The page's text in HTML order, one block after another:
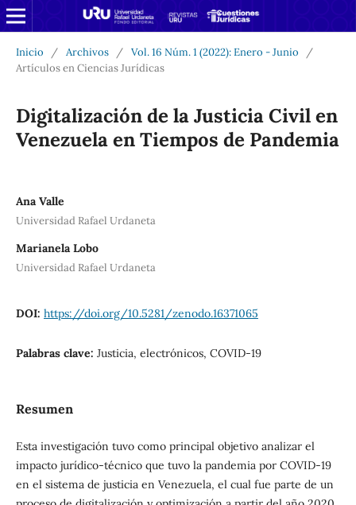
Inicio / Archivos / Vol. 16 Núm. 1 (2022): Enero - Junio
/
Artículos en Ciencias Jurídicas
Digitalización de la Justicia Civil en
Venezuela en Tiempos de Pandemia
Ana Valle
Universidad Rafael Urdaneta
Marianela Lobo
Universidad Rafael Urdaneta
DOI: https://doi.org/10.5281/zenodo.16371065
Palabras clave: Justicia, electrónicos, COVID-19
Resumen
Esta investigación tuvo como principal objetivo analizar el
impacto jurídico-técnico que tuvo la pandemia por COVID-19
en el sistema de justicia en Venezuela, el cual fue parte de un